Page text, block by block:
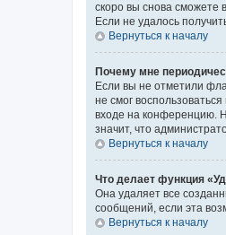
скоро вы снова сможете
Если не удалось
Вернуться к началу
Почему мне
Если вы не отметили
не смог
входе на конференцию.
значит, что
Вернуться к началу
Что делает функция
Она удаляет все
сообщений, если эта
Вернуться к началу